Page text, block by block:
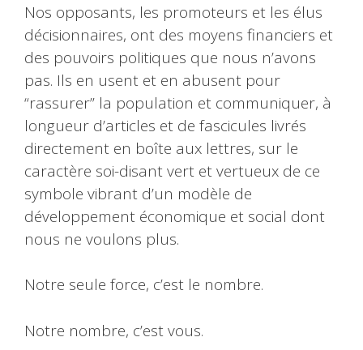
Nos opposants, les promoteurs et les élus
décisionnaires, ont des moyens financiers et
des pouvoirs politiques que nous n’avons
pas. Ils en usent et en abusent pour
“rassurer” la population et communiquer, à
longueur d’articles et de fascicules livrés
directement en boîte aux lettres, sur le
caractère soi-disant vert et vertueux de ce
symbole vibrant d’un modèle de
développement économique et social dont
nous ne voulons plus.
Notre seule force, c’est le nombre.
Notre nombre, c’est vous.